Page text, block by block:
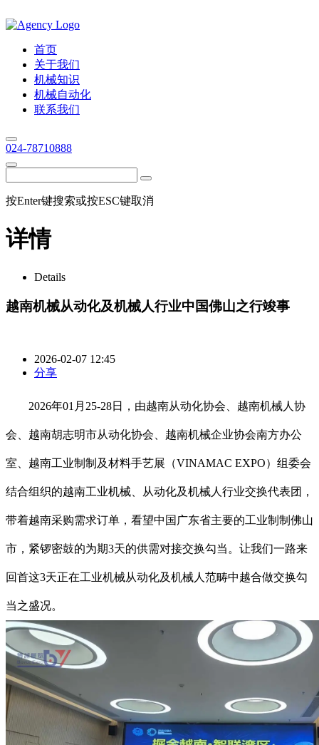
首页
关于我们
机械知识
机械自动化
联系我们
024-78710888
按Enter键搜索或按ESC键取消
详情
Details
越南机械从动化及机械人行业中国佛山之行竣事
2026-02-07 12:45
分享
2026年01月25-28日，由越南从动化协会、越南机械人协
会、越南胡志明市从动化协会、越南机械企业协会南方办公
室、越南工业制制及材料手艺展（VINAMAC EXPO）组委会
结合组织的越南工业机械、从动化及机械人行业交换代表团，
带着越南采购需求订单，看望中国广东省主要的工业制制佛山
市，紧锣密鼓的为期3天的供需对接交换勾当。让我们一路来
回首这3天正在工业机械从动化及机械人范畴中越合做交换勾
当之盛况。